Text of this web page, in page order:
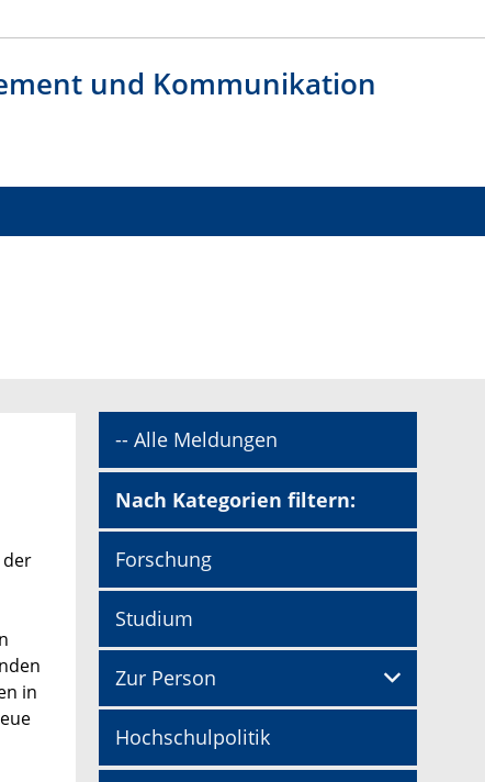
und Kommunikation
der
in
-- Alle Meldungen
Nach Kategorien filtern:
Forschung
Studium
Zur Person
Hochschulpolitik